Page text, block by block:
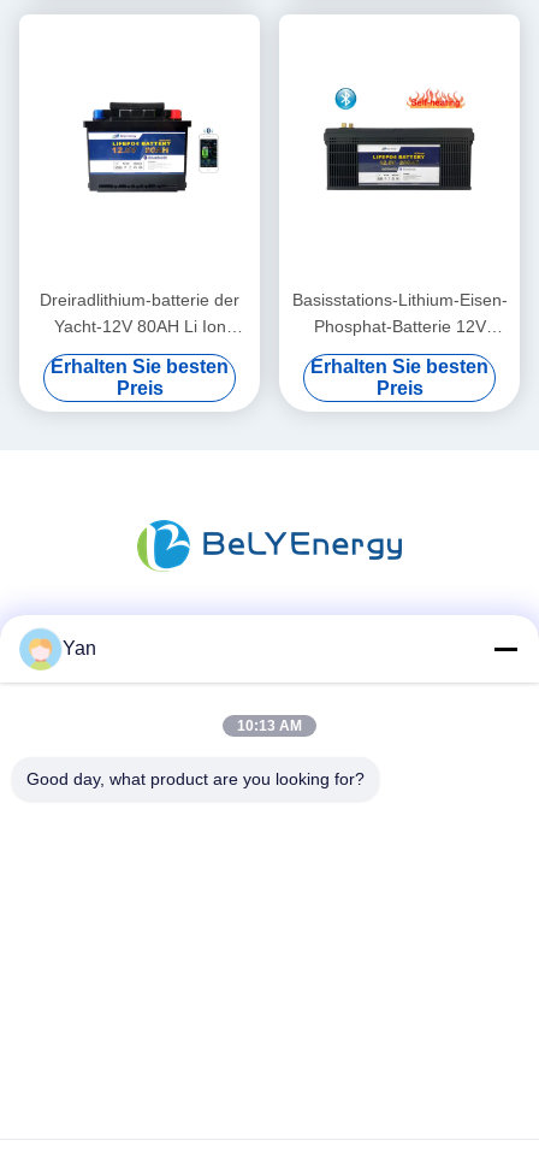
Dreiradlithium-batterie der
Yacht-12V 80AH Li Ion
Phosphate Battery
Motorhome Electric
Erhalten Sie besten
Preis
Basisstations-Lithium-Eisen-
Phosphat-Batterie 12V
200Ah Solar-Li Ion Battery
Erhalten Sie besten
Preis
Yan
10:13 AM
Good day, what product are you looking for?